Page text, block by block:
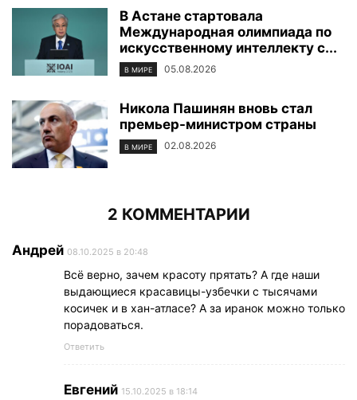
В Астане стартовала
Международная олимпиада по
искусственному интеллекту с...
В МИРЕ 05.08.2026
Никола Пашинян вновь стал
премьер-министром страны
В МИРЕ 02.08.2026
2 КОММЕНТАРИИ
Андрей 08.10.2025 в 20:48
Всё верно, зачем красоту прятать? А где наши
выдающиеся красавицы-узбечки с тысячами
косичек и в хан-атласе? А за иранок можно только
порадоваться.
Ответить
Евгений 15.10.2025 в 18:14